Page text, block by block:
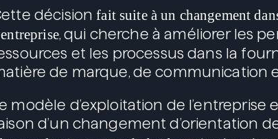
décisionfait suite à un changement
, qui cherche à améliorer les
et les processus dans la
de marque, de communication et
modèle d’exploitation de
d’un changement d’orientation de